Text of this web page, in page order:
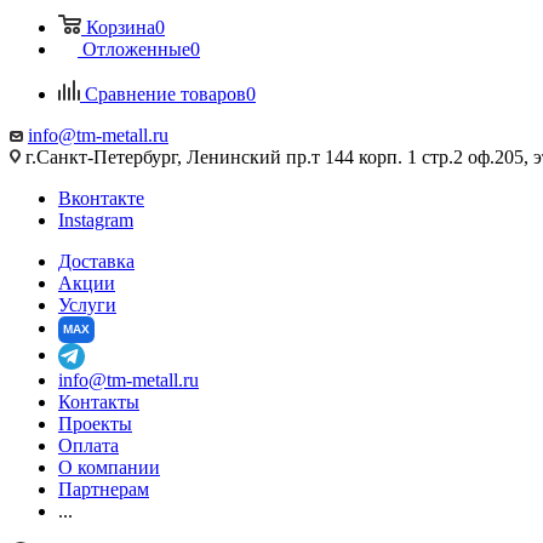
Корзина0
Отложенные0
Сравнение товаров0
info@tm-metall.ru
г.Санкт-Петербург, Ленинский пр.т 144 корп. 1 стр.2 оф.205,
Вконтакте
Instagram
Доставка
Акции
Услуги
MAX
info@tm-metall.ru
Контакты
Проекты
Оплата
О компании
Партнерам
...